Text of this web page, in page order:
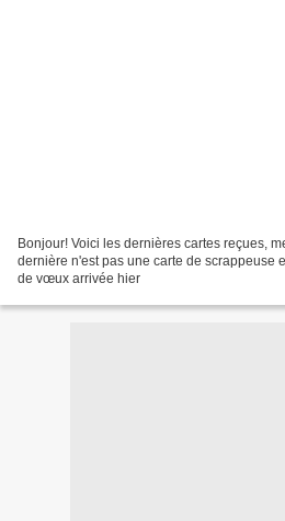
Bonjour! Voici les dernières cartes reçues,
dernière n'est pas une carte de scrappeuse
de vœux arrivée hier